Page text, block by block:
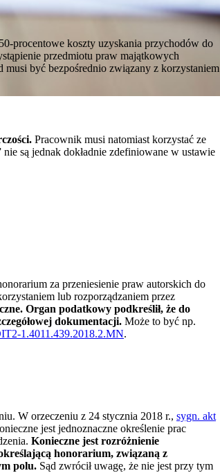
procentowe koszty uzyskania przychodów do
przedmiotu praw majątkowych
być bezpośrednio związany z korzystaniem
Pracownik musi natomiast korzystać ze
są jednak dokładnie zdefiniowane w ustawie
za przeniesienie praw autorskich do
lub rozporządzaniem przez
Organ podatkowy podkreślił, że do
dokumentacji. Może to być np.
1.4011.439.2018.2.MN.
W orzeczeniu z 24 stycznia 2018 r., sygn. akt
jest jednoznaczne określenie prac
Konieczne jest rozróżnienie
honorarium, związaną z
polu. Sąd zwrócił uwagę, że nie jest przy tym